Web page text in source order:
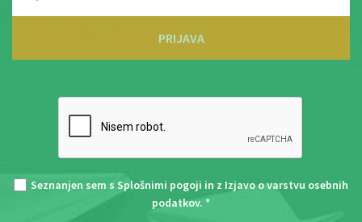
PRIJAVA
Seznanjen sem s Splošnimi pogoji in z Izjavo o varstvu osebnih
podatkov. *